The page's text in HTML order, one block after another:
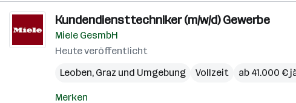
Kundendiensttechniker (m/w/d) Gewerbe
Miele GesmbH
Heute veröffentlicht
Leoben, Graz und Umgebung Vollzeit ab 41.000 €
Merken